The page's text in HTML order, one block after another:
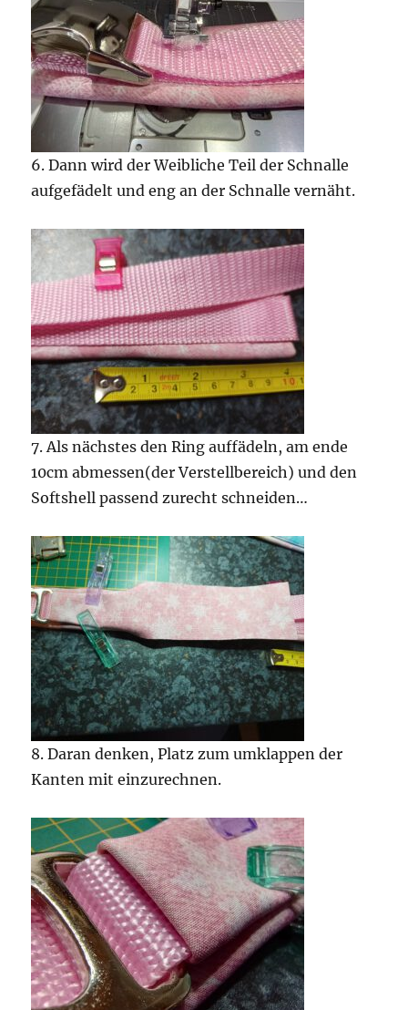
6. Dann wird der Weibliche Teil der Schnalle
aufgefädelt und eng an der Schnalle vernäht.
7. Als nächstes den Ring auffädeln, am ende
10cm abmessen(der Verstellbereich) und den
Softshell passend zurecht schneiden…
8. Daran denken, Platz zum umklappen der
Kanten mit einzurechnen.